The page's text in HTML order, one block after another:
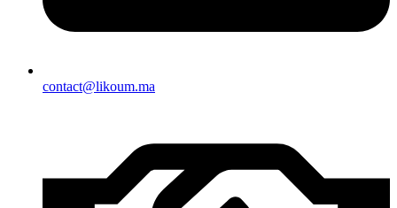
contact@likoum.ma